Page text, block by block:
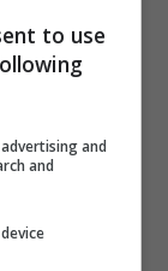
dagli
non fa
adatti”,
la fanno
to use
and
and